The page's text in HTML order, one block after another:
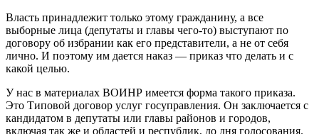
Власть принадлежит только этому гражданину, а все
выборные лица (депутаты и главы чего-то) выступают по
договору об избрании как его представители, а не от себя
лично. И поэтому им дается наказ — приказ что делать и с
какой целью.
У нас в материалах ВОИНР имеется форма такого приказа.
Это Типовой договор услуг госуправления. Он заключается с
кандидатом в депутаты или главы районов и городов,
включая так же и областей и республик, до дня голосования.